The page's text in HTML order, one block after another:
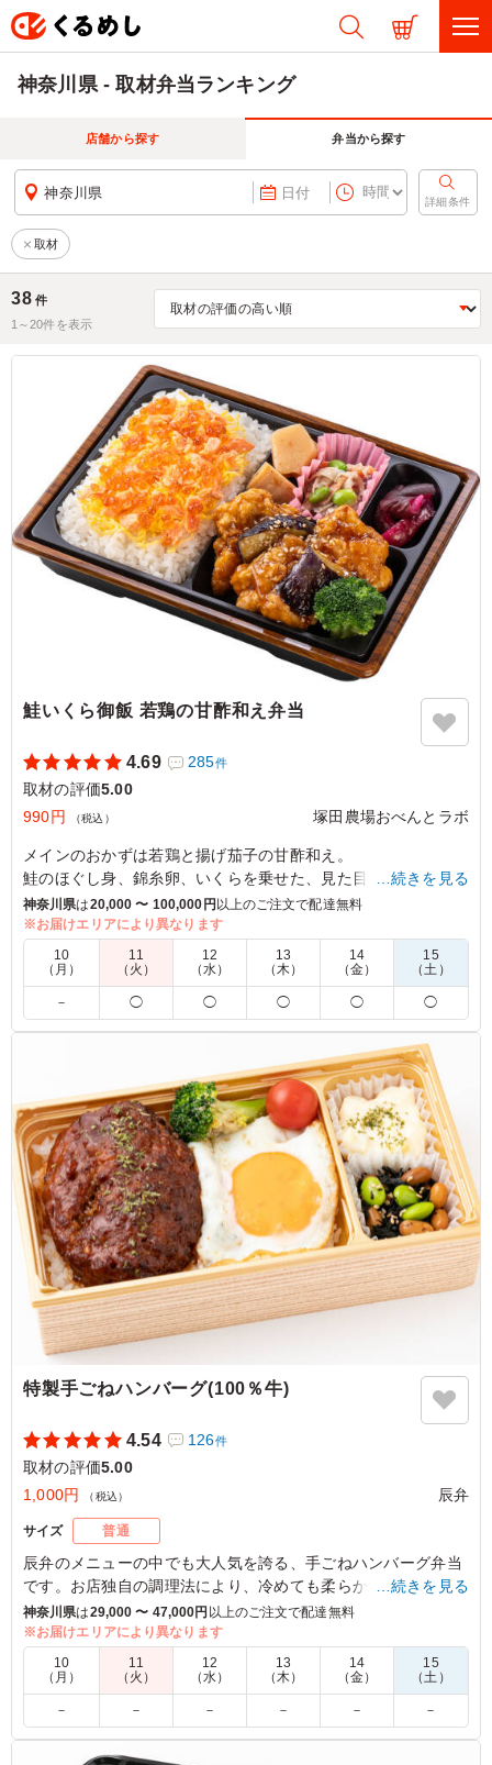
神奈川県 - 取材弁当ランキング
店舗から探す 弁当から探す
神奈川県 日付
詳細条件
取材
38 件
1～20件を表示
鮭いくら御飯 若鶏の甘酢和え弁当
4.69 285件
取材の評価5.00
990円
（税込） 塚田農場おべんとラボ
メインのおかずは若鶏と揚げ茄子の甘酢和え。
鮭のほぐし身、錦糸卵、いくらを乗せた、見た目も鮮やかな彩
りご飯を合わせました。
鮭の上品な塩味といくらのまろやかな香りが口いっぱいに広が
り、いくらのプチッとした食感もお楽しみいただけます。
ボリューム感がありながら、さっぱりとお召し上がりいただけ
る逸品に仕上がりました。
鮭いくらごはんが魅力的で注文しました！ 私は以前食べ
たことがあり、ごはんも若鶏の甘酢和えもおいしく、満足
感があったため、 今回も注文しようと思いました。 見た
目も良くみなさんにも好評でした。
ご利用シーン：ロケ・撮影
取材
東京都渋谷区恵比寿2026/02/13
…続きを見る
神奈川県は20,000 〜 100,000円 以上のご注文で配達無料
※お届けエリアにより異なります
10
（月）
11
（火）
12
（水）
13
（木）
14
（金）
15
（土）
－ ◯ ◯ ◯ ◯ ◯
特製手ごねハンバーグ(100％牛)
4.54 126件
取材の評価5.00
1,000円
（税込） 辰弁
サイズ 普通
辰弁のメニューの中でも大人気を誇る、手ごねハンバーグ弁当
です。お店独自の調理法により、冷めても柔らかいを実現した
自信作です。箸を入れた時の柔らかさに驚く事間違い無し！
5.0 TBSテレビ
特性手ごねハンバーグは肉肉しくて食べ応え抜群でした！
トッピングの目玉焼きもついていて最高でした！ 温めて
食べると肉汁が感じられるので温めて食べるのがおすすめ
ですが冷たくても柔らかく十分おいしかったです。 ソー
…続きを見る
神奈川県は29,000 〜 47,000円 以上のご注文で配達無料
※お届けエリアにより異なります
10
（月）
11
（火）
12
（水）
13
（木）
14
（金）
15
（土）
－ － － － － －